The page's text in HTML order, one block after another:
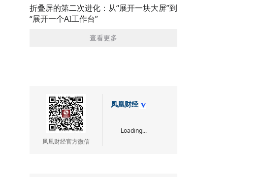
折叠屏的第二次进化：从“展开一块大屏”到
“展开一个AI工作台”
查看更多
凤凰财经官方微信
凤凰财经
Loading...